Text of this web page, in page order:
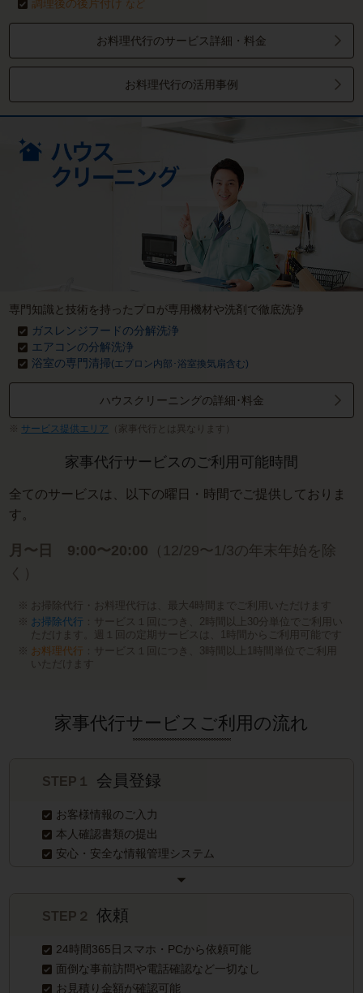
調理後の後片付け など
お料理代行のサービス詳細・料金
お料理代行の活用事例
専門知識と技術を持ったプロが専用機材や洗剤で徹底洗浄
ガスレンジフードの分解洗浄
エアコンの分解洗浄
浴室の専門清掃(エプロン内部･浴室換気扇含む)
ハウスクリーニングの詳細･料金
サービス提供エリア （家事代行とは異なります）
家事代行サービスのご利用可能時間
全てのサービスは、以下の曜日・時間でご提供しておりま
す。
月〜日 9:00〜20:00 （12/29〜1/3の年末年始を除
く）
お掃除代行・お料理代行は、最大4時間までご利用いただけます
お掃除代行 ：サービス１回につき、2時間以上30分単位でご利用い
ただけます。週１回の定期サービスは、1時間からご利用可能です
お料理代行 ：サービス１回につき、3時間以上1時間単位でご利用
いただけます
家事代行サービスご利用の流れ
STEP１ 会員登録
お客様情報のご入力
本人確認書類の提出
安心・安全な情報管理システム
STEP２依頼
24時間365日スマホ・PCから依頼可能
面倒な事前訪問や電話確認など一切なし
お見積り金額が確認可能